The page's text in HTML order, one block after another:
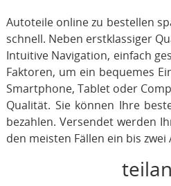
Autoteile online zu bestellen
schnell. Neben erstklassiger
Intuitive Navigation, einfach
Faktoren, um ein bequemes
Smartphone, Tablet oder
Qualität. Sie können Ihre
bezahlen. Versendet werden
den meisten Fällen ein bis zwei